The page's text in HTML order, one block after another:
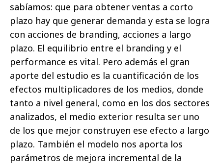
sabíamos: que para obtener ventas a corto
plazo hay que generar demanda y esta se logra
con acciones de branding, acciones a largo
plazo. El equilibrio entre el branding y el
performance es vital. Pero además el gran
aporte del estudio es la cuantificación de los
efectos multiplicadores de los medios, donde
tanto a nivel general, como en los dos sectores
analizados, el medio exterior resulta ser uno
de los que mejor construyen ese efecto a largo
plazo. También el modelo nos aporta los
parámetros de mejora incremental de la